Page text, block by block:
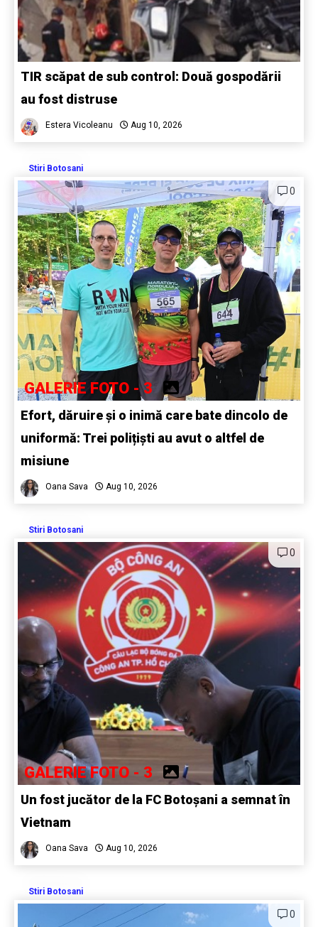
TIR scăpat de sub control: Două gospodării
au fost distruse
Estera Vicoleanu Aug 10, 2026
Stiri Botosani
0
GALERIE FOTO - 3
Efort, dăruire și o inimă care bate dincolo de
uniformă: Trei polițiști au avut o altfel de
misiune
Oana Sava Aug 10, 2026
Stiri Botosani
0
GALERIE FOTO - 3
Un fost jucător de la FC Botoșani a semnat în
Vietnam
Oana Sava Aug 10, 2026
Stiri Botosani
0